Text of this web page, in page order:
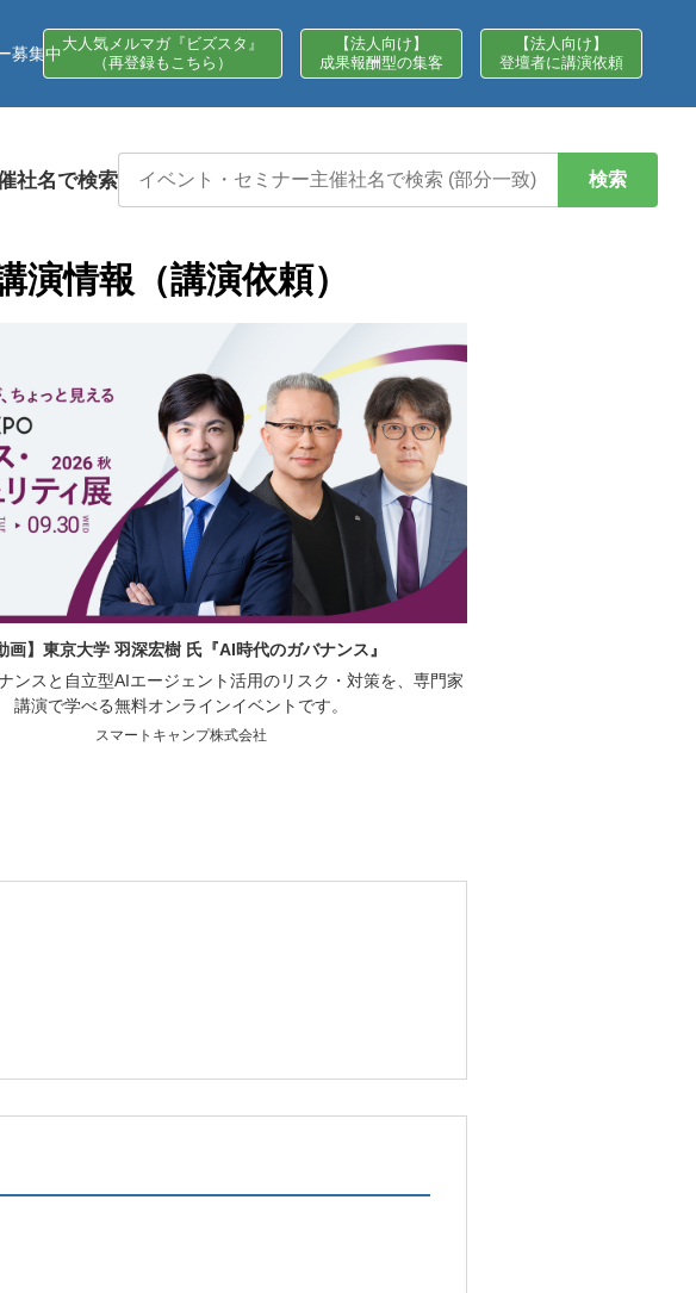
募集中 大人気メルマガ『ビズスタ』
（再登録もこちら）
【法人向け】
成果報酬型の集客
【法人向け】
登壇者に講演依頼
社名で検索 検索
情報（講演依頼）
画】東京大学 羽深宏樹 氏『AI時代のガバナンス』
ンスと自立型AIエージェント活用のリスク・対策を、専門家
講演で学べる無料オンラインイベントです。
スマートキャンプ株式会社